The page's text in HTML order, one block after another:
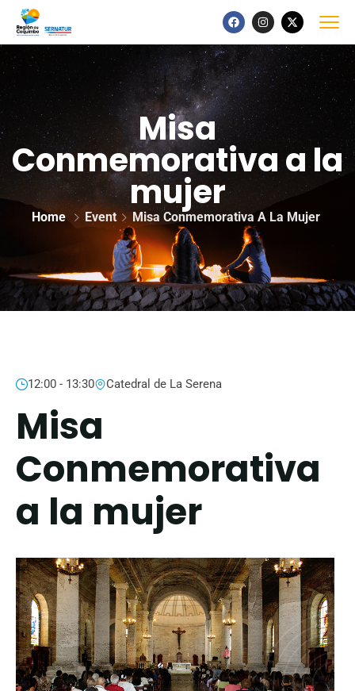
Misa
Conmemorativa a la
mujer
Home Event Misa Conmemorativa A La Mujer
12:00 - 13:30 Catedral de La Serena
Misa
Conmemorativa
a la mujer